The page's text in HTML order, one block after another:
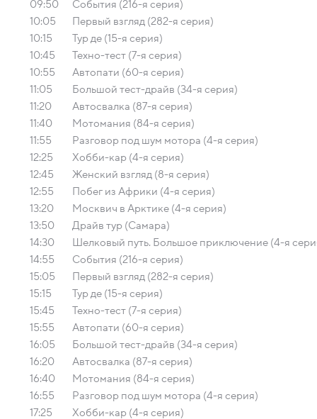
09:50
События (216-я серия)
10:05
Первый взгляд (282-я серия)
10:15
Тур де (15-я серия)
10:45
Техно-тест (7-я серия)
10:55
Автопати (60-я серия)
11:05
Большой тест-драйв (34-я серия)
11:20
Автосвалка (87-я серия)
11:40
Мотомания (84-я серия)
11:55
Разговор под шум мотора (4-я серия)
12:25
Хобби-кар (4-я серия)
12:45
Женский взгляд (8-я серия)
12:55
Побег из Африки (4-я серия)
13:20
Москвич в Арктике (4-я серия)
13:50
Драйв тур (Самара)
14:30
Шелковый путь. Большое приключение (4-я
14:55
События (216-я серия)
15:05
Первый взгляд (282-я серия)
15:15
Тур де (15-я серия)
15:45
Техно-тест (7-я серия)
15:55
Автопати (60-я серия)
16:05
Большой тест-драйв (34-я серия)
16:20
Автосвалка (87-я серия)
16:40
Мотомания (84-я серия)
16:55
Разговор под шум мотора (4-я серия)
17:25
Хобби-кар (4-я серия)